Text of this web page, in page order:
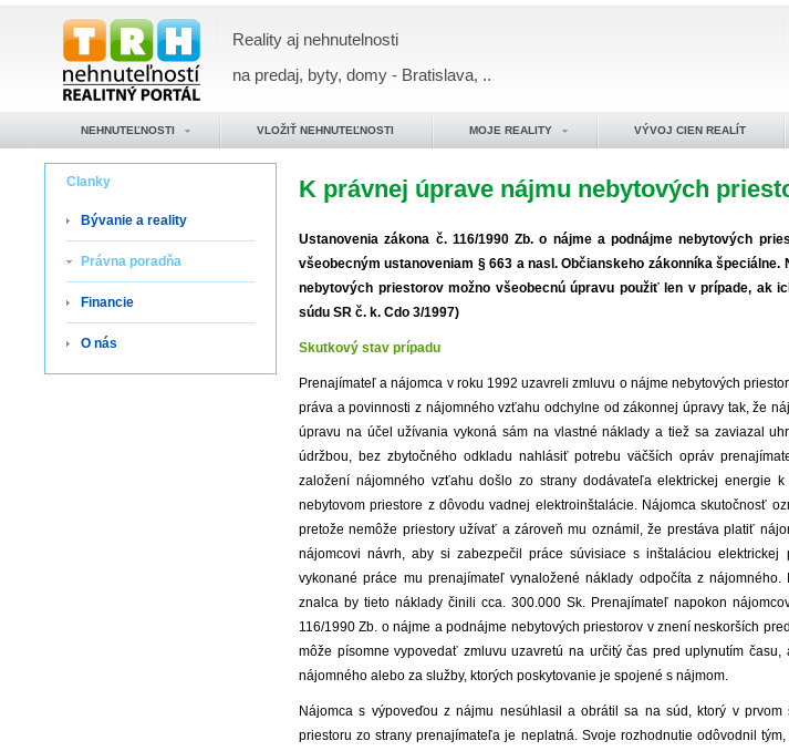
Reality aj nehnutelnosti
na predaj, byty, domy - Bratislava, ..
NEHNUTEĽNOSTI VLOŽIŤ NEHNUTEĽNOSTI MOJE REALITY VÝVOJ CIEN REALÍT
Clanky
Bývanie a reality
Právna poradňa
Financie
O nás
K právnej úprave nájmu nebytových
Ustanovenia zákona č. 116/1990 Zb. o nájme a podnájme nebytových
všeobecným ustanoveniam § 663 a nasl. Občianskeho zákonníka
nebytových priestorov možno všeobecnú úpravu použiť len v prípade, ak
súdu SR č. k. Cdo 3/1997)
Skutkový stav prípadu
Prenajímateľ a nájomca v roku 1992 uzavreli zmluvu o nájme nebytových
práva a povinnosti z nájomného vzťahu odchylne od zákonnej úpravy tak, že
úpravu na účel užívania vykoná sám na vlastné náklady a tiež sa zaviazal
údržbou, bez zbytočného odkladu nahlásiť potrebu väčších opráv
založení nájomného vzťahu došlo zo strany dodávateľa elektrickej energie
nebytovom priestore z dôvodu vadnej elektroinštalácie. Nájomca skutočnosť
pretože nemôže priestory užívať a zároveň mu oznámil, že prestáva platiť
nájomcovi návrh, aby si zabezpečil práce súvisiace s inštaláciou
vykonané práce mu prenajímateľ vynaložené náklady odpočíta z
znalca by tieto náklady činili cca. 300.000 Sk. Prenajímateľ napokon
116/1990 Zb. o nájme a podnájme nebytových priestorov v znení neskorších
môže písomne vypovedať zmluvu uzavretú na určitý čas pred uplynutím
nájomného alebo za služby, ktorých poskytovanie je spojené s nájmom.
Nájomca s výpoveďou z nájmu nesúhlasil a obrátil sa na súd, ktorý v
priestoru zo strany prenajímateľa je neplatná. Svoje rozhodnutie odôvodnil